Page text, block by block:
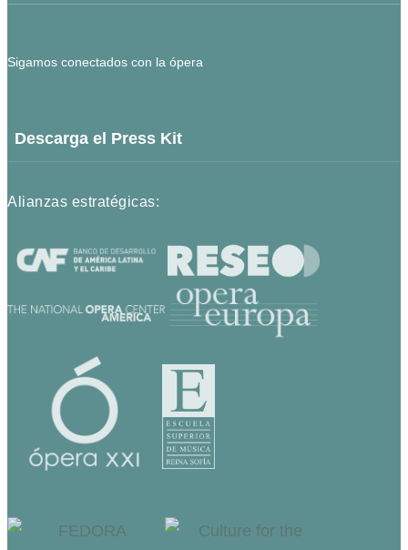
Sigamos conectados con la ópera
Descarga el Press Kit
Alianzas estratégicas: